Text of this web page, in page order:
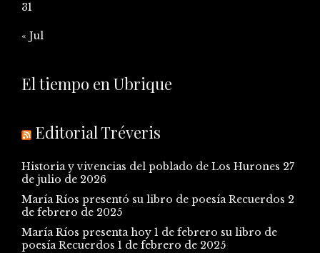
31
« Jul
El tiempo en Ubrique
Editorial Tréveris
Historia y vivencias del poblado de Los Hurones 27
de julio de 2026
María Ríos presentó su libro de poesía Recuerdos 2
de febrero de 2025
María Ríos presenta hoy 1 de febrero su libro de
poesía Recuerdos 1 de febrero de 2025